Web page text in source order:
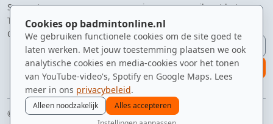
Cookies op badmintonline.nl
We gebruiken functionele cookies om de site goed te
laten werken. Met jouw toestemming plaatsen we ook
analytische cookies en media-cookies voor het tonen
van YouTube-video's, Spotify en Google Maps. Lees
meer in ons privacybeleid.
Alleen noodzakelijk
Alles accepteren
Supporters
Tip de redactie
Contact
jaar een e-mail met het
laatste badmintonnieuws.
E-mailadres
aanmelden
© 2010–2026 badmintonline.nl · voor de spelers die altijd 'nog één potje'